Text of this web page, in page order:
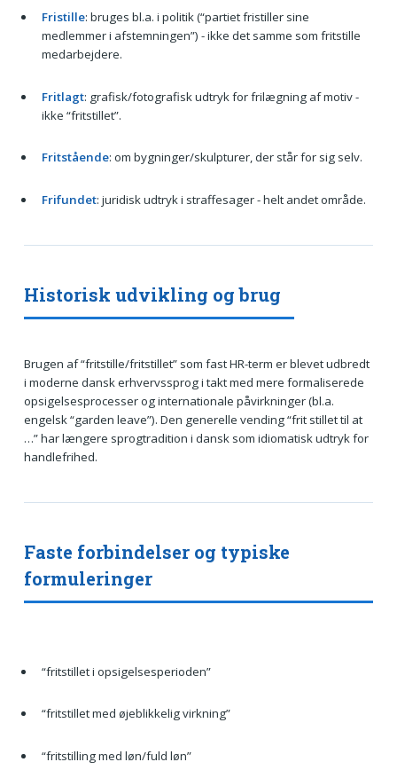
Fristille: bruges bl.a. i politik (“partiet fristiller sine
medlemmer i afstemningen”) - ikke det samme som fritstille
medarbejdere.
Fritlagt: grafisk/fotografisk udtryk for frilægning af motiv -
ikke “fritstillet”.
Fritstående: om bygninger/skulpturer, der står for sig selv.
Frifundet: juridisk udtryk i straffesager - helt andet område.
Historisk udvikling og brug
Brugen af “fritstille/fritstillet” som fast HR-term er blevet udbredt
i moderne dansk erhvervssprog i takt med mere formaliserede
opsigelsesprocesser og internationale påvirkninger (bl.a.
engelsk “garden leave”). Den generelle vending “frit stillet til at
…” har længere sprogtradition i dansk som idiomatisk udtryk for
handlefrihed.
Faste forbindelser og typiske
formuleringer
“fritstillet i opsigelsesperioden”
“fritstillet med øjeblikkelig virkning”
“fritstilling med løn/fuld løn”